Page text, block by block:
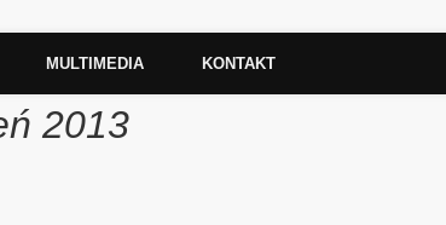
MULTIMEDIA KONTAKT
2013